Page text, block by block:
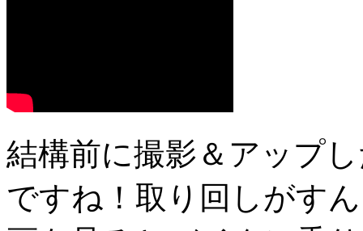
結構前に撮影＆アップ
ですね！取り回しがす